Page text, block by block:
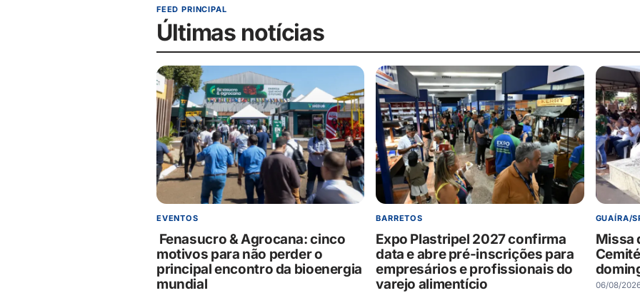
FEED PRINCIPAL
Últimas notícias
EVENTOS
Fenasucro & Agrocana: cinco
motivos para não perder o
principal encontro da bioenergia
mundial
BARRETOS
Expo Plastripel 2027 confirma
data e abre pré-inscrições para
empresários e profissionais do
varejo alimentício
GUAÍRA/
Missa
06/08/